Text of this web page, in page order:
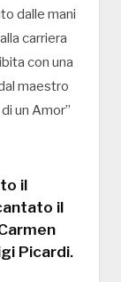
dalle mani
carriera
con una
maestro
un Amor”
il
il
Picardi.